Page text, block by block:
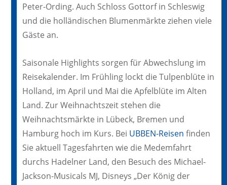
Peter-Ording. Auch Schloss Gottorf in Schleswig
und die holländischen Blumenmärkte ziehen viele
Gäste an.
Saisonale Highlights sorgen für Abwechslung im
Reisekalender. Im Frühling lockt die Tulpenblüte in
Holland, im April und Mai die Apfelblüte im Alten
Land. Zur Weihnachtszeit stehen die
Weihnachtsmärkte in Lübeck, Bremen und
Hamburg hoch im Kurs. Bei UBBEN-Reisen finden
Sie aktuell Tagesfahrten wie die Medemfahrt
durchs Hadelner Land, den Besuch des Michael-
Jackson-Musicals MJ, Disneys „Der König der